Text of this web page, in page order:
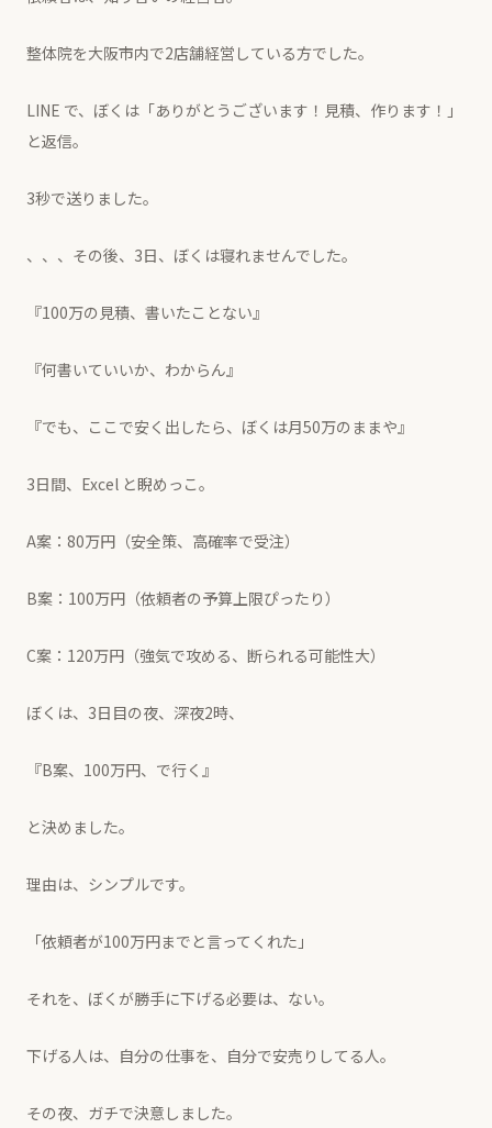
整体院を大阪市内で2店舗経営している方でした。
LINE で、ぼくは「ありがとうございます！見積、作ります！」
と返信。
3秒で送りました。
、、、その後、3日、ぼくは寝れませんでした。
『100万の見積、書いたことない』
『何書いていいか、わからん』
『でも、ここで安く出したら、ぼくは月50万のままや』
3日間、Excel と睨めっこ。
A案：80万円（安全策、高確率で受注）
B案：100万円（依頼者の予算上限ぴったり）
C案：120万円（強気で攻める、断られる可能性大）
ぼくは、3日目の夜、深夜2時、
『B案、100万円、で行く』
と決めました。
理由は、シンプルです。
「依頼者が100万円までと言ってくれた」
それを、ぼくが勝手に下げる必要は、ない。
下げる人は、自分の仕事を、自分で安売りしてる人。
その夜、ガチで決意しました。